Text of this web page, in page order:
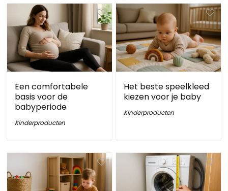
Een comfortabele
basis voor de
babyperiode
Kinderproducten
Het beste speelkleed
kiezen voor je baby
Kinderproducten